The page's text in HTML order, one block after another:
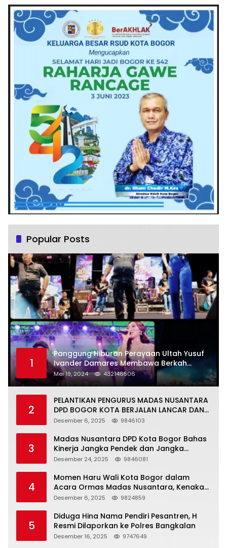
Popular Posts
1
Panggung Hiburan Perayaan Ultah Yusuf
Ivander Damares Membawa Berkah
Warga Kejapanan
Mei 19, 2024 432146506
2
PELANTIKAN PENGURUS MADAS NUSANTARA
DPD BOGOR KOTA BERJALAN LANCAR DAN
KHIDMAT
Desember 6, 2025 9846103
3
Madas Nusantara DPD Kota Bogor Bahas
Kinerja Jangka Pendek dan Jangka
Panjang
Desember 24, 2025 9846081
4
Momen Haru Wali Kota Bogor dalam
Acara Ormas Madas Nusantara, Kenakan
Peci Hitam Tinggi sebagai Simbol
Desember 6, 2025 9824859
5
Diduga Hina Nama Pendiri Pesantren, H
Resmi Dilaporkan ke Polres Bangkalan
Desember 16, 2025 9747649